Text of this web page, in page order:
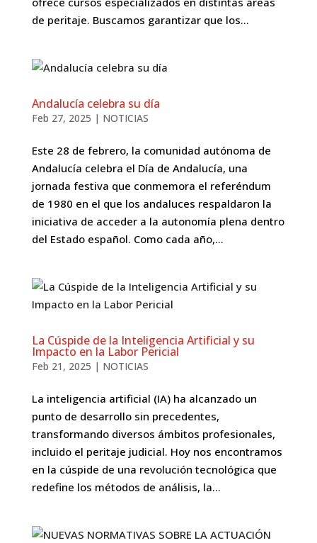
de peritaje. Buscamos garantizar que los...
Andalucía celebra su día
Feb 27, 2025 | NOTICIAS
Este 28 de febrero, la comunidad autónoma de
Andalucía celebra el Día de Andalucía, una
jornada festiva que conmemora el referéndum
de 1980 en el que los andaluces respaldaron la
iniciativa de acceder a la autonomía plena dentro
del Estado español. Como cada año,...
La Cúspide de la Inteligencia Artificial y su
Impacto en la Labor Pericial
Feb 21, 2025 | NOTICIAS
La inteligencia artificial (IA) ha alcanzado un
punto de desarrollo sin precedentes,
transformando diversos ámbitos profesionales,
incluido el peritaje judicial. Hoy nos encontramos
en la cúspide de una revolución tecnológica que
redefine los métodos de análisis, la...